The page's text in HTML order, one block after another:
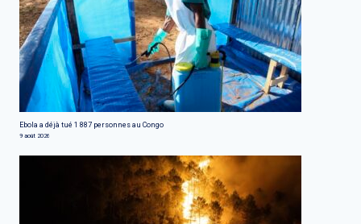
Ebola a déjà tué 1 887 personnes au Congo
9 août 2026